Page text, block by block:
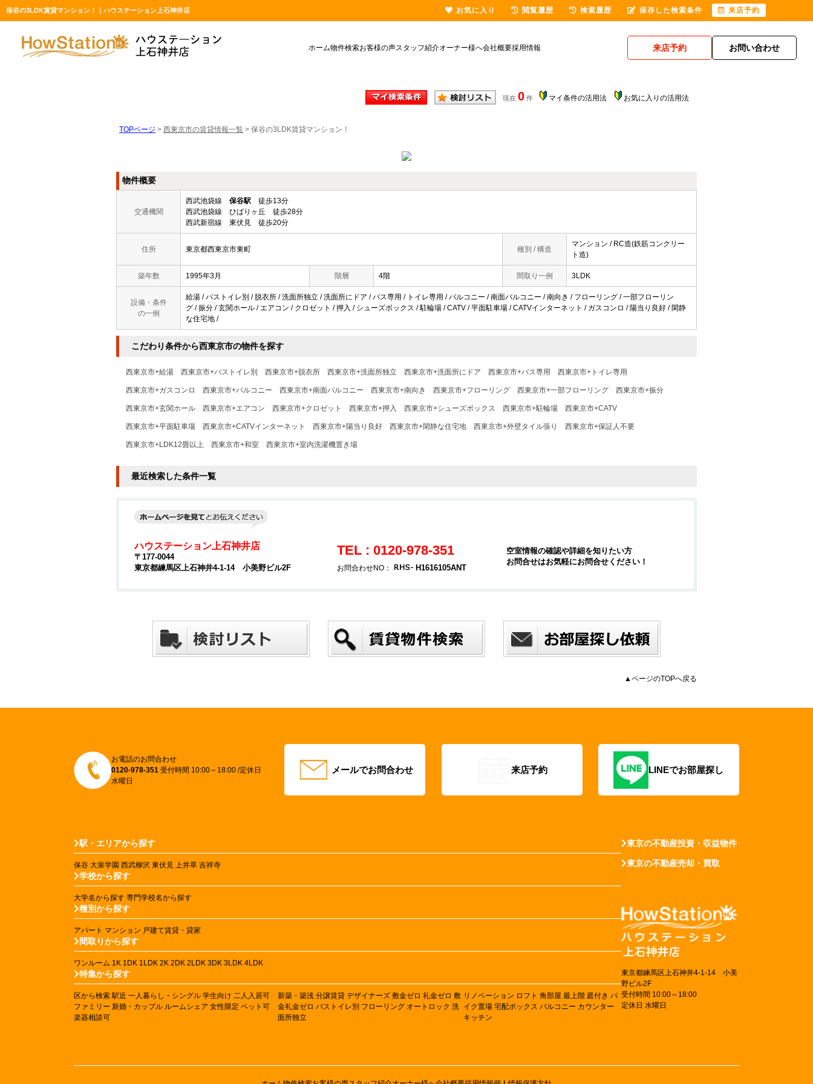
保谷の3LDK賃貸マンション！｜ハウステーション上石神井店
ホーム物件検索お客様の声スタッフ紹介オーナー様へ会社概要採用情報 来店予約 お問い合わせ
現在 0 件 マイ条件の活用法 お気に入りの活用法
TOPページ > 西東京市の賃貸情報一覧 > 保谷の3LDK賃貸マンション！
物件概要
交通機関
西武池袋線 保谷駅 徒歩13分
西武池袋線 ひばりヶ丘 徒歩28分
西武新宿線 東伏見 徒歩20分
住所 東京都西東京市東町 種別 / 構造
マンション / RC造(鉄筋コンクリー
ト造)
築年数 1995年3月 階層 4階 間取り一例 3LDK
設備・条件
の一例
給湯 / バストイレ別 / 脱衣所 / 洗面所独立 / 洗面所にドア / バス専用 / トイレ専用 / バルコニー / 南面バルコニー / 南向き / フローリング / 一部フローリン
グ / 振分 / 玄関ホール / エアコン / クロゼット / 押入 / シューズボックス / 駐輪場 / CATV / 平面駐車場 / CATVインターネット / ガスコンロ / 陽当り良好 / 閑静
な住宅地 /
こだわり条件から西東京市の物件を探す
西東京市+給湯 西東京市+バストイレ別 西東京市+脱衣所 西東京市+洗面所独立 西東京市+洗面所にドア 西東京市+バス専用 西東京市+トイレ専用
西東京市+ガスコンロ 西東京市+バルコニー 西東京市+南面バルコニー 西東京市+南向き 西東京市+フローリング 西東京市+一部フローリング 西東京市+振分
西東京市+玄関ホール 西東京市+エアコン 西東京市+クロゼット 西東京市+押入 西東京市+シューズボックス 西東京市+駐輪場 西東京市+CATV
西東京市+平面駐車場 西東京市+CATVインターネット 西東京市+陽当り良好 西東京市+閑静な住宅地 西東京市+外壁タイル張り 西東京市+保証人不要
西東京市+LDK12畳以上 西東京市+和室 西東京市+室内洗濯機置き場
最近検索した条件一覧
ハウステーション上石神井店
〒177-0044
東京都練馬区上石神井4-1-14 小美野ビル2F
TEL : 0120-978-351
お問合わせNO： H1616105ANT
空室情報の確認や詳細を知りたい方
お問合せはお気軽にお問合せください！
▲ページのTOPへ戻る
お電話のお問合わせ
0120-978-351 受付時間 10:00～18:00 /定休日
水曜日
メールでお問合わせ 来店予約 LINEでお部屋探し
駅・エリアから探す
保谷 大泉学園 西武柳沢 東伏見 上井草 吉祥寺
学校から探す
大学名から探す 専門学校名から探す
種別から探す
アパート マンション 戸建て賃貸・貸家
間取りから探す
ワンルーム 1K 1DK 1LDK 2K 2DK 2LDK 3DK 3LDK 4LDK
特集から探す
区から検索 駅近 一人暮らし・シングル 学生向け 二人入居可
ファミリー 新婚・カップル ルームシェア 女性限定 ペット可
楽器相談可
新築・築浅 分譲賃貸 デザイナーズ 敷金ゼロ 礼金ゼロ 敷
金礼金ゼロ バストイレ別 フローリング オートロック 洗
面所独立
リノベーション ロフト 角部屋 最上階 庭付き バ
イク置場 宅配ボックス バルコニー カウンター
キッチン
東京の不動産投資・収益物件
東京の不動産売却・買取
東京都練馬区上石神井4-1-14 小美
野ビル2F
受付時間 10:00～18:00
定休日 水曜日
お気に入り 閲覧履歴 検索履歴 保存した検索条件 来店予約